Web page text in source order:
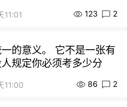
11:01 123 2
的意义。 它不是一张有
规定你必须考多少分
11:00 86 2